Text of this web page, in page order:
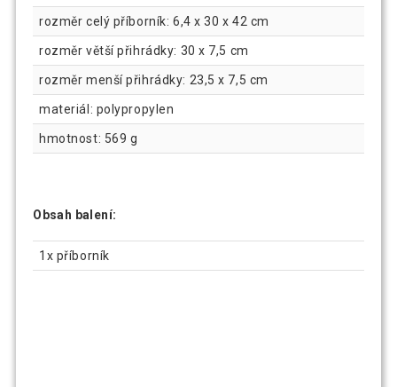
rozměr celý příborník: 6,4 x 30 x 42 cm
rozměr větší přihrádky: 30 x 7,5 cm
rozměr menší přihrádky: 23,5 x 7,5 cm
materiál: polypropylen
hmotnost: 569 g
Obsah balení:
1x příborník